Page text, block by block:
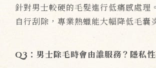
針對男士較硬的毛髮進行低痛感處理
自行刮除，專業熱蠟能大幅降低毛囊
Q3：男士除毛時會由誰服務？隱私性